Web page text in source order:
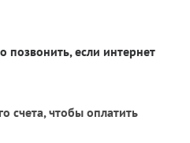
если интернет
счета, чтобы оплатить